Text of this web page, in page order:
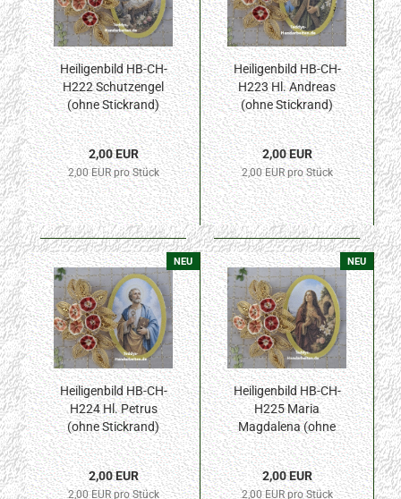
Heiligenbild HB-CH-
H222 Schutzengel
(ohne Stickrand)
30x45mm
2,00 EUR
2,00 EUR pro Stück
Heiligenbild HB-CH-
H223 Hl. Andreas
(ohne Stickrand)
30x45mm
2,00 EUR
2,00 EUR pro Stück
NEU
Heiligenbild HB-CH-
H224 Hl. Petrus
(ohne Stickrand)
30x45mm
2,00 EUR
2,00 EUR pro Stück
NEU
Heiligenbild HB-CH-
H225 Maria
Magdalena (ohne
Stickrand) 30x45mm
2,00 EUR
2,00 EUR pro Stück